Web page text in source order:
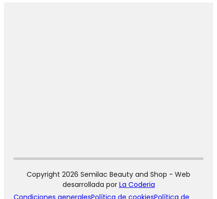
Copyright 2026 Semilac Beauty and Shop - Web
desarrollada por La Coderia